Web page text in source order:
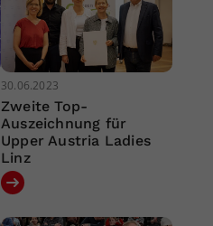
30.06.2023
Zweite Top-
Auszeichnung für
Upper Austria Ladies
Linz